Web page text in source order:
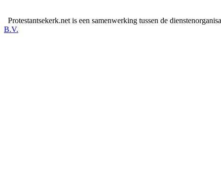
Protestantsekerk.net is een samenwerking tussen de
B.V.